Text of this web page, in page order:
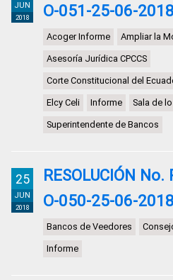
JUN
2018
O-051-25-06-2018
Acoger Informe Ampliar la
Asesoría Jurídica CPCCS
Corte Constitucional del
Elcy Celi Informe Sala de lo
Superintendente de Bancos
25
JUN
2018
RESOLUCIÓN No.
O-050-25-06-2018
Bancos de Veedores
Informe